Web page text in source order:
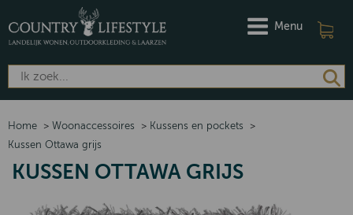
Menu
Home > Woonaccessoires > Kussens en pockets
>
Kussen Ottawa grijs
KUSSEN OTTAWA GRIJS